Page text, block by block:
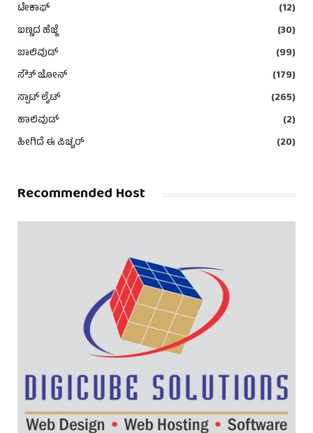
ಟೇಕಾಫ್
(12)
ಬಣ್ಣದ ಹೆಜ್ಜೆ
(30)
ಬಾಲಿವುಡ್
(99)
ಸೌತ್ ಜೋನ್
(179)
ಸ್ಪಾಟ್ ಲೈಟ್
(265)
ಹಾಲಿವುಡ್
(2)
ಹೀಗಿದೆ ಈ ಪಿಚ್ಚರ್
(20)
Recommended Host